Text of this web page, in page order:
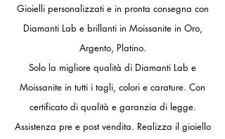
Gioielli personalizzati e in pronta consegna con
Diamanti Lab e brillanti in Moissanite in Oro,
Argento, Platino.
Solo la migliore qualità di Diamanti Lab e
Moissanite in tutti i tagli, colori e carature. Con
certificato di qualità e garanzia di legge.
Assistenza pre e post vendita. Realizza il gioiello